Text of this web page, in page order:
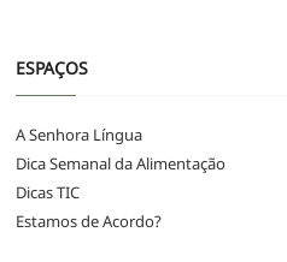
ESPAÇOS
A Senhora Língua
Dica Semanal da Alimentação
Dicas TIC
Estamos de Acordo?